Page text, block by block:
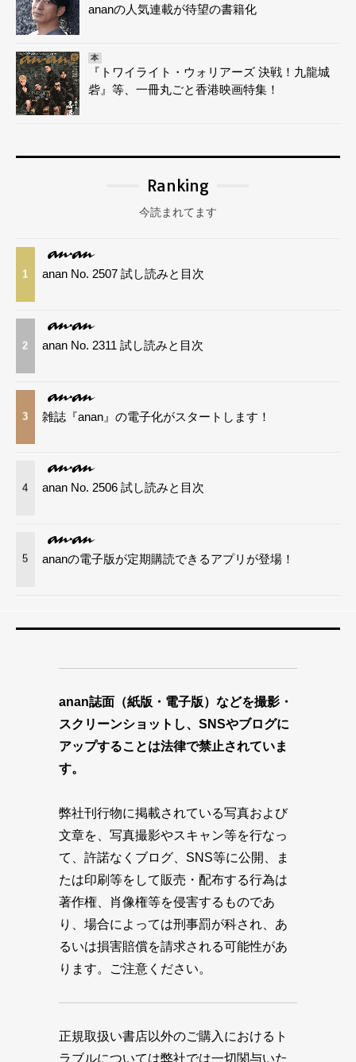
ananの人気連載が待望の書籍化
本
『トワイライト・ウォリアーズ 決戦！九龍城
砦』等、一冊丸ごと香港映画特集！
Ranking
今読まれてます
1 anan No. 2507 試し読みと目次
2 anan No. 2311 試し読みと目次
3 雑誌『anan』の電子化がスタートします！
4 anan No. 2506 試し読みと目次
5 ananの電子版が定期購読できるアプリが登場！
anan誌面（紙版・電子版）などを撮影・
スクリーンショットし、SNSやブログに
アップすることは法律で禁止されていま
す。
弊社刊行物に掲載されている写真および
文章を、写真撮影やスキャン等を行なっ
て、許諾なくブログ、SNS等に公開、ま
たは印刷等をして販売・配布する行為は
著作権、肖像権等を侵害するものであ
り、場合によっては刑事罰が科され、あ
るいは損害賠償を請求される可能性があ
ります。ご注意ください。
正規取扱い書店以外のご購入におけるト
ラブルについては弊社では一切関与いた